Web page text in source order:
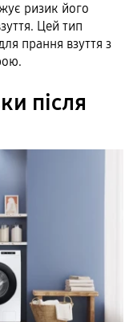
ризик його
Цей тип
прання взуття з
після